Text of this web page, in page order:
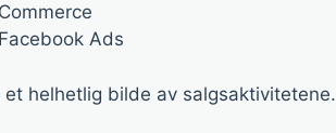
Ads
helhetlig bilde av salgsaktivitetene.